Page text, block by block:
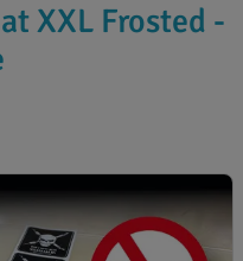
XXL Frosted -